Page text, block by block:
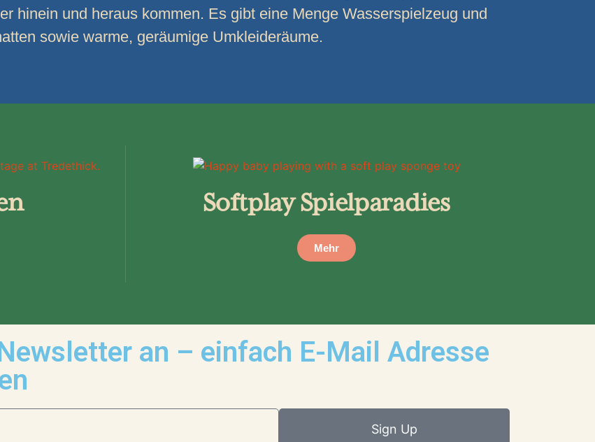
hinein und heraus kommen. Es gibt eine Menge Wasserspielzeug und
sowie warme, geräumige Umkleideräume.
Softplay Spielparadies
Mehr
an – einfach E-Mail Adresse
Sign Up